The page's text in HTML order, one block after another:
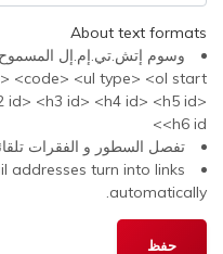
About text formats
<code> <ul type> <ol start
<h3 id> <h4 id> <h5 id>
<h6 id>
تفصل السطور و الفقرات
addresses turn into links
automatically.